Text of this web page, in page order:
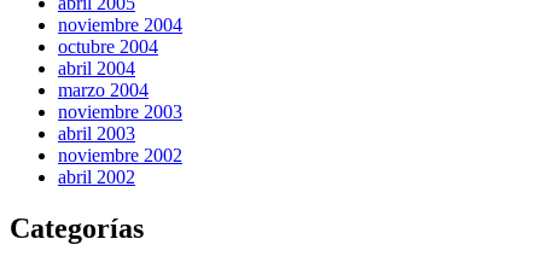
noviembre 2004
octubre 2004
abril 2004
marzo 2004
noviembre 2003
abril 2003
noviembre 2002
abril 2002
Categorías